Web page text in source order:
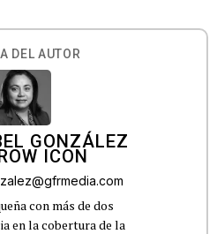
DEL AUTOR
GONZÁLEZ
con más de dos
en la cobertura de la